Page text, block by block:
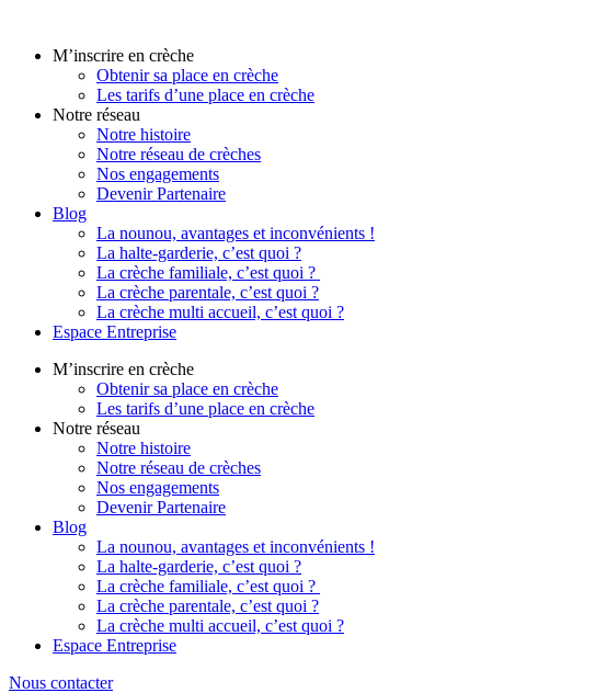
contenuM’inscrire en crèche
Obtenir sa place en crèche
Les tarifs d’une place en crèche
Notre réseau
Notre histoire
Notre réseau de crèches
Nos engagements
Devenir Partenaire
Blog
La nounou, avantages et inconvénients !
La halte-garderie, c’est quoi ?
La crèche familiale, c’est quoi ?
La crèche parentale, c’est quoi ?
La crèche multi accueil, c’est quoi ?
Espace Entreprise
M’inscrire en crèche
Obtenir sa place en crèche
Les tarifs d’une place en crèche
Notre réseau
Notre histoire
Notre réseau de crèches
Nos engagements
Devenir Partenaire
Blog
La nounou, avantages et inconvénients !
La halte-garderie, c’est quoi ?
La crèche familiale, c’est quoi ?
La crèche parentale, c’est quoi ?
La crèche multi accueil, c’est quoi ?
Espace Entreprise
Nous contacter